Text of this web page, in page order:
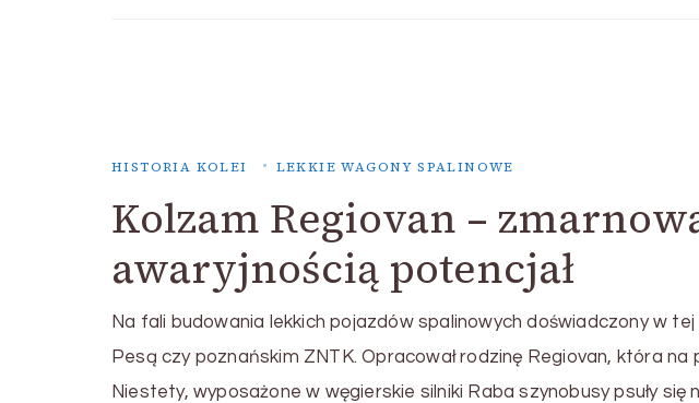
HISTORIA KOLEI LEKKIE WAGONY SPALINOWE
Kolzam Regiovan –
awaryjnością potencjał
Na fali budowania lekkich pojazdów spalinowych doświadczony w
Pesą czy poznańskim ZNTK. Opracował rodzinę Regiovan, która
Niestety, wyposażone w węgierskie silniki Raba szynobusy psuły się